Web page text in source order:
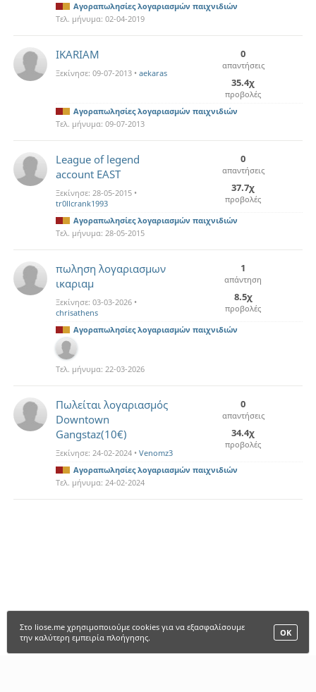
Αγοραπωλησίες λογαριασμών παιχνιδιών
Τελ. μήνυμα: 02-04-2019
IKARIAM
Ξεκίνησε: 09-07-2013 • aekaras
0
απαντήσεις
35.4χ
προβολές
Αγοραπωλησίες λογαριασμών παιχνιδιών
Τελ. μήνυμα: 09-07-2013
League of legend
account EAST
Ξεκίνησε: 28-05-2015 •
tr0llcrank1993
0
απαντήσεις
37.7χ
προβολές
Αγοραπωλησίες λογαριασμών παιχνιδιών
Τελ. μήνυμα: 28-05-2015
πωληση λογαριασμων
ικαριαμ
Ξεκίνησε: 03-03-2026 •
chrisathens
1
απάντηση
8.5χ
προβολές
Αγοραπωλησίες λογαριασμών παιχνιδιών
Τελ. μήνυμα: 22-03-2026
Πωλείται λογαριασμός
Downtown
Gangstaz(10€)
Ξεκίνησε: 24-02-2024 • Venomz3
0
απαντήσεις
34.4χ
προβολές
Αγοραπωλησίες λογαριασμών παιχνιδιών
Τελ. μήνυμα: 24-02-2024
ΟΚ
Στο liose.me χρησιμοποιούμε cookies για να εξασφαλίσουμε
την καλύτερη εμπειρία πλοήγησης.